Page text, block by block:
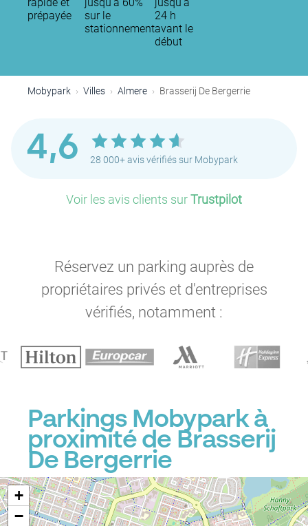
prépayée
sur le
stationnement
24 h
avant le
début
Mobypark Villes Almere Brasserij De Bergerrie
4,6 28 000+ avis vérifiés sur Mobypark
Voir les avis clients surTrustpilot
Réservez un parking auprès de
propriétaires privés et d'entreprises
vérifiés, notamment :
Parkings Mobypark à
proximité de Brasserij
De Bergerrie
+
−